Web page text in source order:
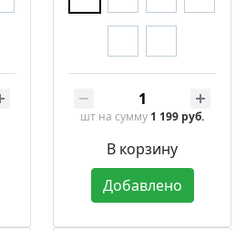
шт на сумму 1 199 руб.
В корзину
Добавлено